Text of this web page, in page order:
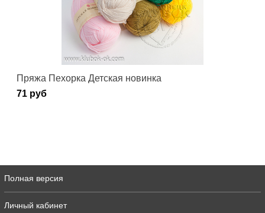
Пряжа Пехорка Детская новинка
71 руб
Полная версия
Личный кабинет